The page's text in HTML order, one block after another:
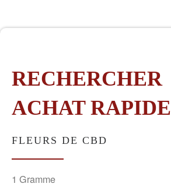
RECHERCHER
ACHAT RAPIDE
FLEURS DE CBD
1 Gramme